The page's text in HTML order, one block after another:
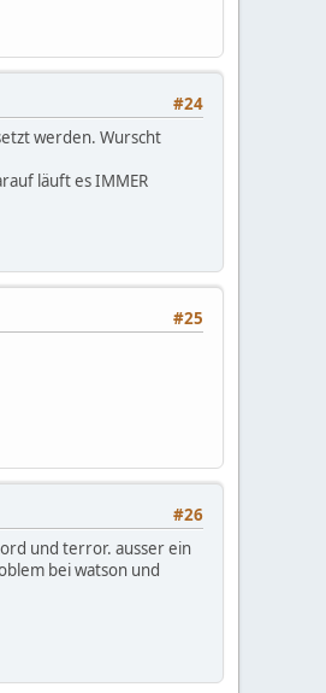
#24
werden. Wurscht
läuft es IMMER
#25
#26
und terror. ausser ein
bei watson und